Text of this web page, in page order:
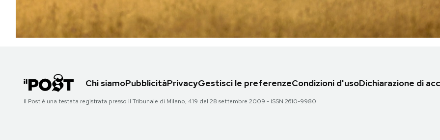
I MIEI PREFERITI
SHOP
AREA PERSONALE
Chi siamoPubblicitàPrivacyGestisci le preferenzeCondizioni d'usoDichiarazione di
Il Post è una testata registrata presso il Tribunale di Milano, 419 del 28 settembre 2009 - ISSN 2610-9980